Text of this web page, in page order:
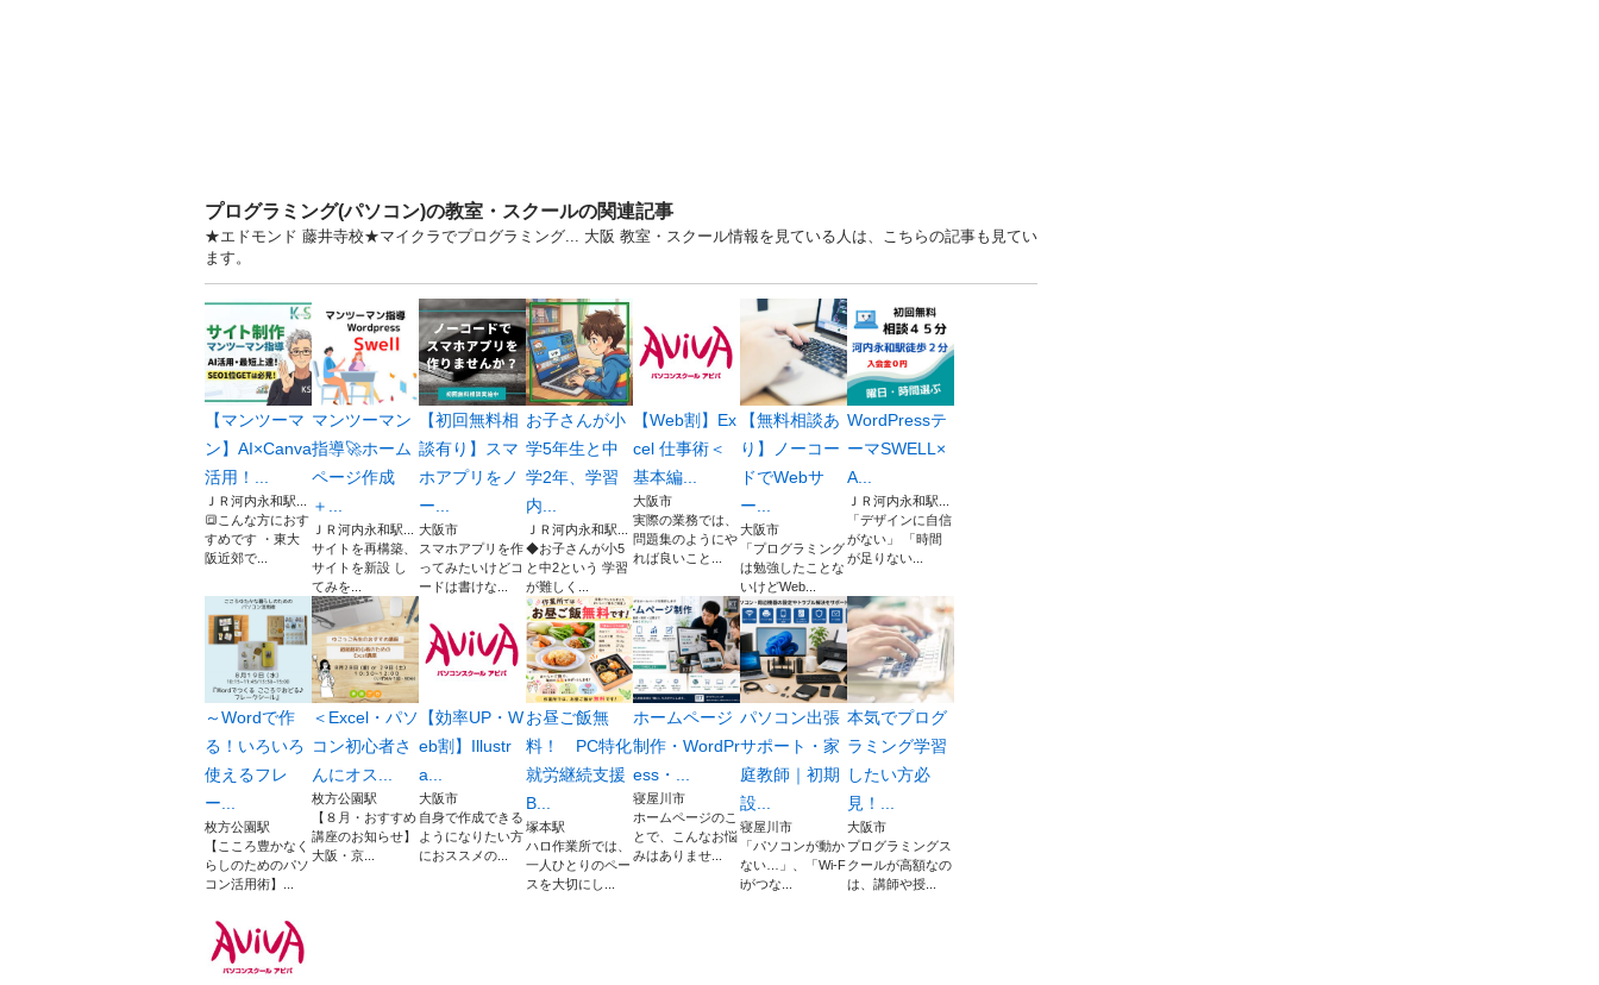
プログラミング(パソコン)の教室・スクールの関連記事
★エドモンド 藤井寺校★マイクラでプログラミング... 大阪 教室・スクール情報を見ている人は、こちらの記事も見てい
ます。
【マンツーマ
ン】AI×Canva
活用！...
ＪＲ河内永和駅...
🔳こんな方におす
すめです ・東大
阪近郊で...
マンツーマン
指導🚀ホーム
ページ作成
＋...
ＪＲ河内永和駅...
サイトを再構築、
サイトを新設 し
てみを...
【初回無料相
談有り】スマ
ホアプリをノ
ー...
大阪市
スマホアプリを作
ってみたいけどコ
ードは書けな...
お子さんが小
学5年生と中
学2年、学習
内...
ＪＲ河内永和駅...
◆お子さんが小5
と中2という 学習
が難しく...
【Web割】Ex
cel 仕事術＜
基本編...
大阪市
実際の業務では、
問題集のようにや
れば良いこと...
【無料相談あ
り】ノーコー
ドでWebサ
ー...
大阪市
「プログラミング
は勉強したことな
いけどWeb...
WordPressテ
ーマSWELL×
A...
ＪＲ河内永和駅...
「デザインに自信
がない」 「時間
が足りない...
～Wordで作
る！いろいろ
使えるフレ
ー...
枚方公園駅
【こころ豊かなく
らしのためのパソ
コン活用術】...
＜Excel・パソ
コン初心者さ
んにオス...
枚方公園駅
【８月・おすすめ
講座のお知らせ】
大阪・京...
【効率UP・W
eb割】Illustr
a...
大阪市
自身で作成できる
ようになりたい方
におススメの...
お昼ご飯無
料！ PC特化
就労継続支援
B...
塚本駅
ハロ作業所では、
一人ひとりのペー
スを大切にし...
ホームページ
制作・WordPr
ess・...
寝屋川市
ホームページのこ
とで、こんなお悩
みはありませ...
パソコン出張
サポート・家
庭教師｜初期
設...
寝屋川市
「パソコンが動か
ない…」、「Wi-F
iがつな...
本気でプログ
ラミング学習
したい方必
見！...
大阪市
プログラミングス
クールが高額なの
は、講師や授...